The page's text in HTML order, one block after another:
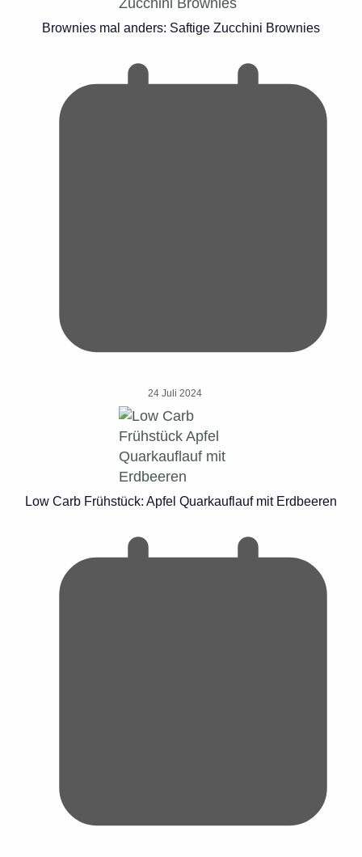
Brownies mal anders: Saftige Zucchini Brownies
24 Juli 2024
Low Carb Frühstück: Apfel Quarkauflauf mit Erdbeeren